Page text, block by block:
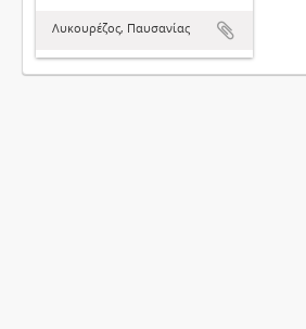
Λυκουρέζος, Παυσανίας